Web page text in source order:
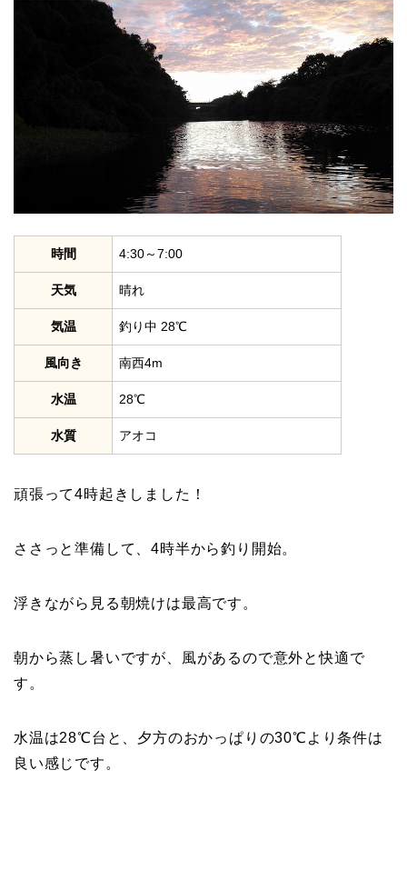
時間 4:30～7:00
天気 晴れ
気温 釣り中 28℃
風向き 南西4m
水温 28℃
水質 アオコ
頑張って4時起きしました！
ささっと準備して、4時半から釣り開始。
浮きながら見る朝焼けは最高です。
朝から蒸し暑いですが、風があるので意外と快適で
す。
水温は28℃台と、夕方のおかっぱりの30℃より条件は
良い感じです。